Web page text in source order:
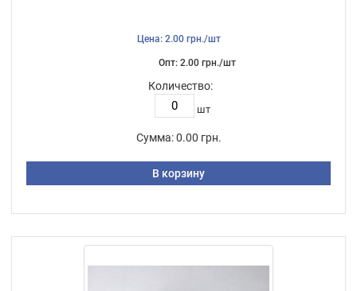
Цена: 2.00 грн./шт
Опт: 2.00 грн./шт
Количество:
шт
Сумма: 0.00 грн.
В корзину